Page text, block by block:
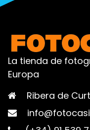
La tienda de
Europa
Ribera de